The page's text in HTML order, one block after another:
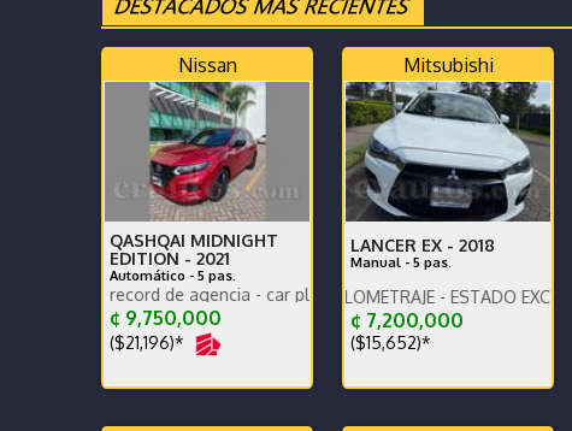
Nissan
QASHQAI MIDNIGHT
EDITION - 2021
Automático - 5 pas.
- record de agencia - car play - poco km un solo dueño
¢ 9,750,000
($21,196)*
Mitsubishi
LANCER EX - 2018
Manual - 5 pas.
CAR PLAY - POCO KILOMETRAJE - ESTADO EXCELENTE -
¢ 7,200,000
($15,652)*
Calidad Toyota a otro nivel